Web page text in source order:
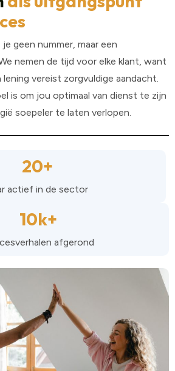
geen nummer, maar een
nemen de tijd voor elke klant, want
vereist zorgvuldige aandacht.
is om jou optimaal van dienst te zijn
soepeler te laten verlopen.
20+
actief in de sector
10k+
afgerond